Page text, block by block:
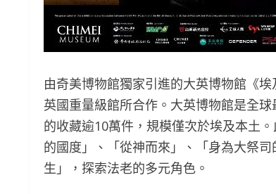
由奇美博物館獨家引進的大英博物館《
英國重量級館所合作。大英博物館是全
的收藏逾10萬件，規模僅次於埃及本土
的國度」、「從神而來」、「身為大祭
生」，探索法老的多元角色。